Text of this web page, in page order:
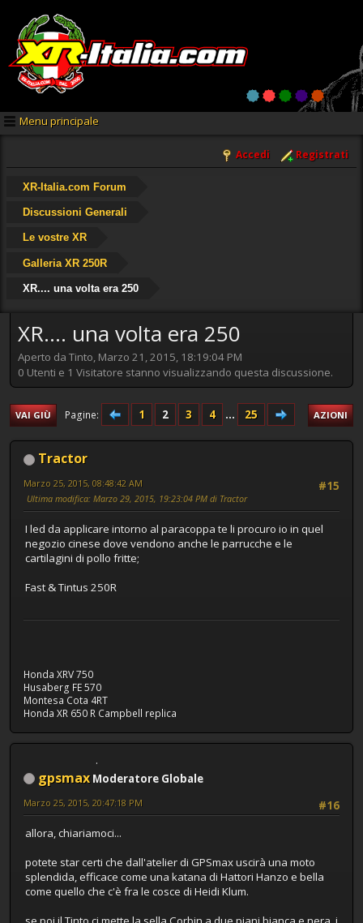
Menu principale
Accedi Registrati
XR-Italia.com Forum
Discussioni Generali
Le vostre XR
Galleria XR 250R
XR.... una volta era 250
XR.... una volta era 250
Aperto da Tinto, Marzo 21, 2015, 18:19:04 PM
0 Utenti e 1 Visitatore stanno visualizzando questa discussione.
VAI GIÙ Pagine 1 2 3 4 ... 25 AZIONI
Tractor
#15
Marzo 25, 2015, 08:48:42 AM
Ultima modifica: Marzo 29, 2015, 19:23:04 PM di Tractor
I led da applicare intorno al paracoppa te li procuro io in quel
negozio cinese dove vendono anche le parrucche e le
cartilagini di pollo fritte;
Fast & Tintus 250R
Honda XRV 750
Husaberg FE 570
Montesa Cota 4RT
Honda XR 650 R Campbell replica
gpsmax Moderatore Globale
#16
Marzo 25, 2015, 20:47:18 PM
allora, chiariamoci...
potete star certi che dall'atelier di GPSmax uscirà una moto
splendida, efficace come una katana di Hattori Hanzo e bella
come quello che c'è fra le cosce di Heidi Klum.